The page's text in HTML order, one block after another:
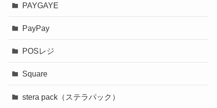
PAYGAYE
PayPay
POSレジ
Square
stera pack（ステラパック）